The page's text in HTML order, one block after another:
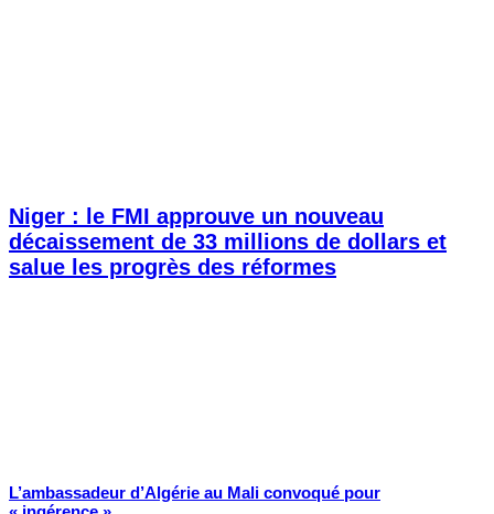
Niger : le FMI approuve un nouveau
décaissement de 33 millions de dollars et
salue les progrès des réformes
L’ambassadeur d’Algérie au Mali convoqué pour